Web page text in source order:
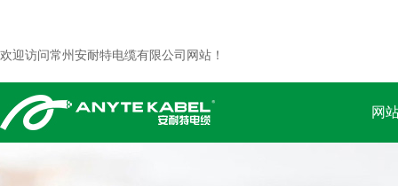
欢迎访问常州安耐特电缆有限公司网站！
网